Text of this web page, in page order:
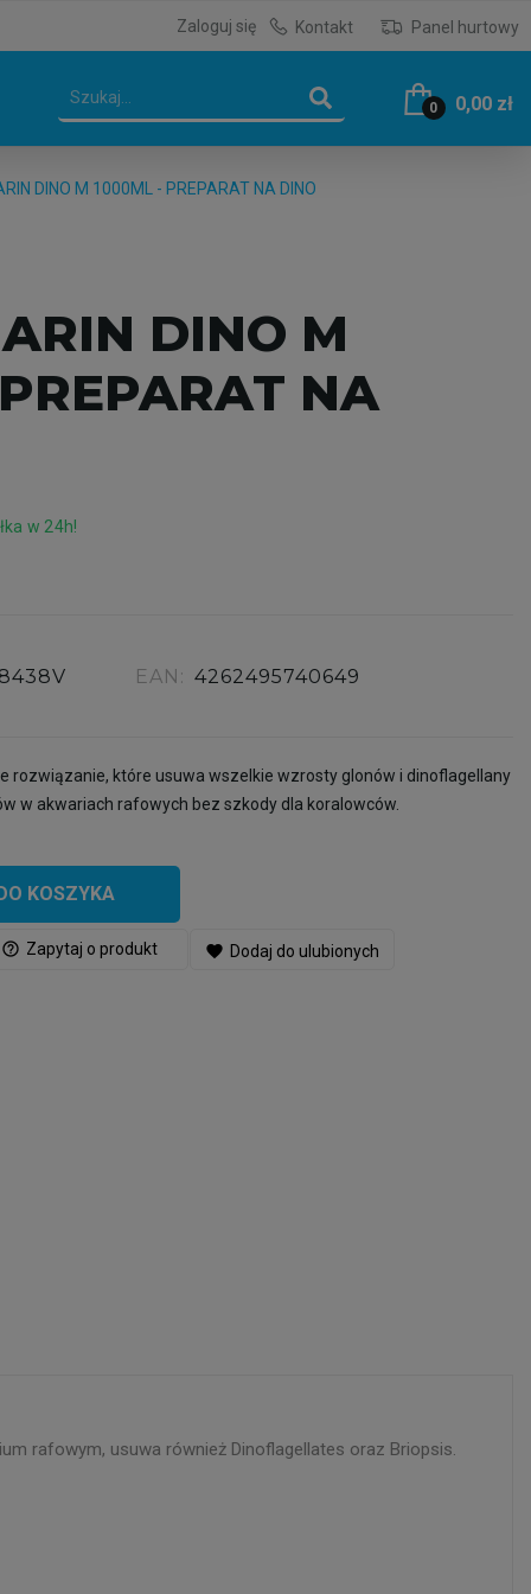
Zaloguj się Kontakt Panel hurtowy
0 0,00 zł
DINO M 1000ML - PREPARAT NA DINO
DINO M
NA
w 24h!
EAN: 4262495740649
rozwiązanie, które usuwa wszelkie wzrosty glonów i dinoflagellany
w akwariach rafowych bez szkody dla koralowców.
KOSZYKA
help_outline Zapytaj o produkt favorite Dodaj do ulubionych
rafowym, usuwa również Dinoflagellates oraz Briopsis.